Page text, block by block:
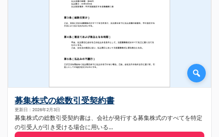
募集株式の総数引受契約書
更新日：2026年2月3日
募集株式の総数引受契約書は、会社が発行する募集株式のすべてを特定
の引受人が引き受ける場合に用いる...